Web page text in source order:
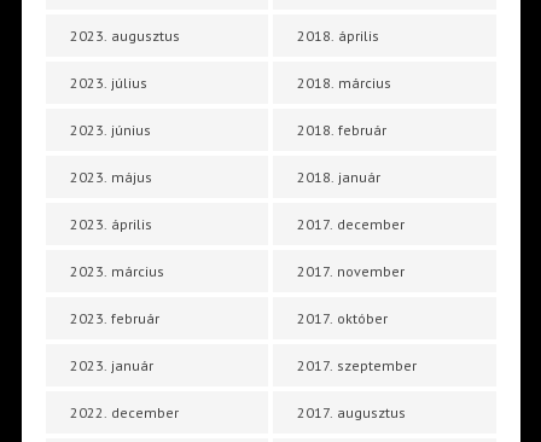
2023. augusztus
2023. július
2023. június
2023. május
2023. április
2023. március
2023. február
2023. január
2022. december
2018. április
2018. március
2018. február
2018. január
2017. december
2017. november
2017. október
2017. szeptember
2017. augusztus